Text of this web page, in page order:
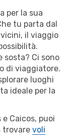
per la sua
tu parta dal
il viaggio
sosta? Ci sono
di viaggiatore.
luoghi
ideale per la
Caicos, puoi
trovare voli